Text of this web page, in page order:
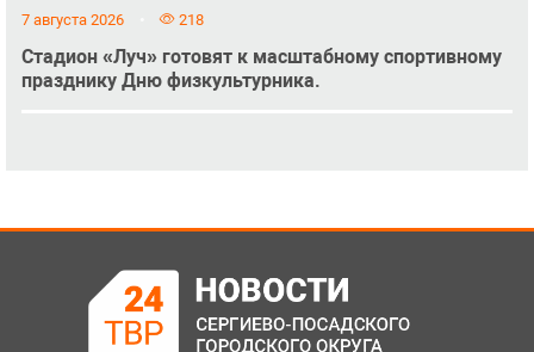
7 августа 2026 218
Стадион «Луч» готовят к масштабному спортивному
празднику Дню физкультурника.